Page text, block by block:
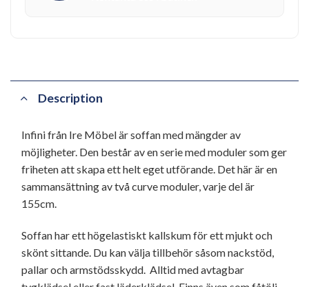
Description
Infini från Ire Möbel är soffan med mängder av
möjligheter. Den består av en serie med moduler som ger
friheten att skapa ett helt eget utförande. Det här är en
sammansättning av två curve moduler, varje del är
155cm.
Soffan har ett högelastiskt kallskum för ett mjukt och
skönt sittande. Du kan välja tillbehör såsom nackstöd,
pallar och armstödsskydd. Alltid med avtagbar